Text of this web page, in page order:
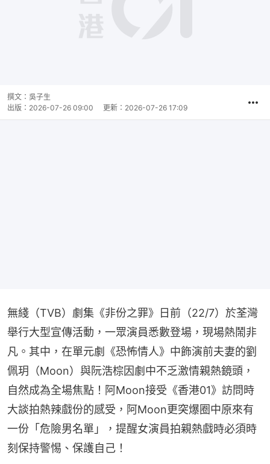
撰文： 吳子生
出版： 2026-07-26 09:00 更新： 2026-07-26 17:09
無綫（TVB）劇集《非份之罪》日前（22/7）於荃灣
舉行大型宣傳活動，一眾演員悉數登場，現場熱鬧非
凡。其中，在單元劇《恐怖情人》中飾演前夫妻的劉
佩玥（Moon）與阮浩棕因劇中不乏激情親熱鏡頭，
自然成為全場焦點！阿Moon接受《香港01》訪問時
大談拍熱辣戲份的感受，阿Moon更突爆圈中原來有
一份「危險男名單」，提醒女演員拍親熱戲時必須時
刻保持警惕、保護自己！